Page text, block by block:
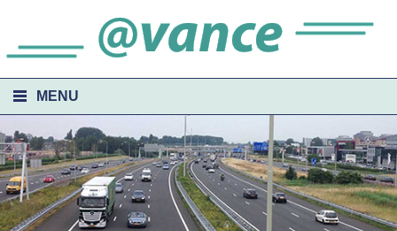
MENU
WEBSITES
PORTFOLIO
CONTACT